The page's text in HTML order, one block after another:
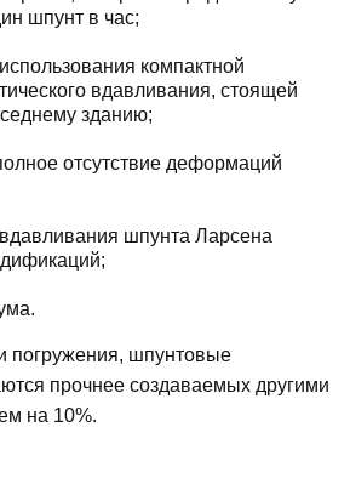
шпунт в час;
компактной
вдавливания, стоящей
зданию;
отсутствие деформаций
шпунта Ларсена
погружения, шпунтовые
прочнее создаваемых другими
на 10%.